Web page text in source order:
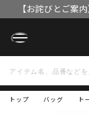
【お詫びとご案
OFF
トップ バッグ ト